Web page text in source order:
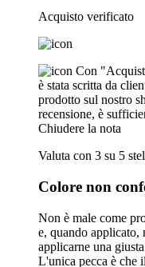
Acquisto verificato
Con
è stata scritta da
prodotto sul nostro
recensione, è
Chiudere la nota
Valuta con 3 su 5
Colore non
Non è male come
e, quando
applicarne una
L'unica pecca è che